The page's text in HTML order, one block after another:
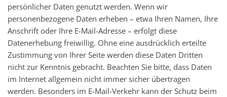
persönlicher Daten genutzt werden. Wenn wir
personenbezogene Daten erheben – etwa Ihren Namen, Ihre
Anschrift oder Ihre E-Mail-Adresse – erfolgt diese
Datenerhebung freiwillig. Ohne eine ausdrücklich erteilte
Zustimmung von Ihrer Seite werden diese Daten Dritten
nicht zur Kenntnis gebracht. Beachten Sie bitte, dass Daten
im Internet allgemein nicht immer sicher übertragen
werden. Besonders im E-Mail-Verkehr kann der Schutz beim